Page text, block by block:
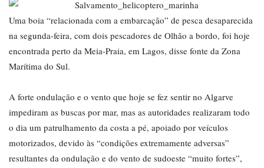
Uma boia “relacionada com a embarcação” de pesca desaparecida
na segunda-feira, com dois pescadores de Olhão a bordo, foi hoje
encontrada perto da Meia-Praia, em Lagos, disse fonte da Zona
Marítima do Sul.
A forte ondulação e o vento que hoje se fez sentir no Algarve
impediram as buscas por mar, mas as autoridades realizaram todo
o dia um patrulhamento da costa a pé, apoiado por veículos
motorizados, devido às “condições extremamente adversas”
resultantes da ondulação e do vento de sudoeste “muito fortes”,